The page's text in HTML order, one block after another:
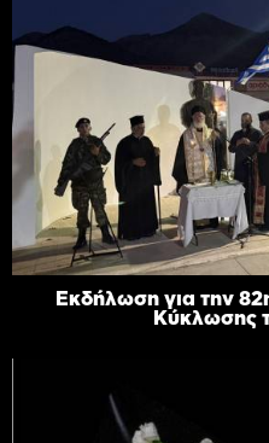
Εκδήλωση για την
Κύκλωσης